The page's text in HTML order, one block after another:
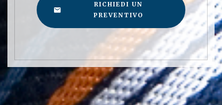
RICHIEDI UN
PREVENTIVO